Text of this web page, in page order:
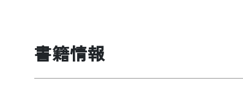
書籍情報